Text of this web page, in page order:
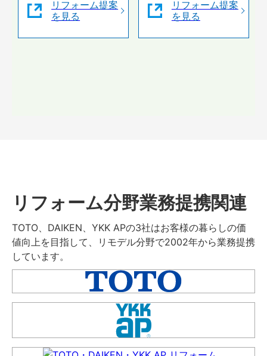
リフォーム提案
を見る
リフォーム提案
を見る
リフォーム分野業務提携関連
TOTO、DAIKEN、YKK APの3社はお客様の暮らしの価
値向上を目指して、リモデル分野で2002年から業務提携
しています。